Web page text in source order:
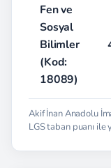
Fen ve
Sosyal
Bilimler
(Kod:
18089)
Akif İnan Anadolu
LGS taban puanı ile